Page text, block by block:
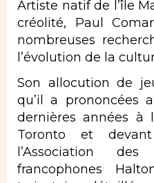
Artiste natif de l’île
créolité, Paul
nombreuses
l’évolution de la
Son allocution de
qu’il a prononcées
dernières années à
Toronto et
l’Association
francophones